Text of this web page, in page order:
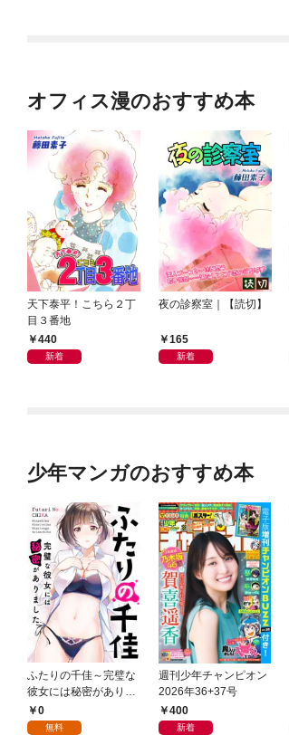
オフィス漫のおすすめ本
天下泰平！こちら２丁
目３番地
440
新着
夜の診察室｜【読切】
165
新着
少年マンガのおすすめ本
ふたりの千佳～完璧な
彼女には秘密がありま
した(1)
0
無料
週刊少年チャンピオン
2026年36+37号
400
新着